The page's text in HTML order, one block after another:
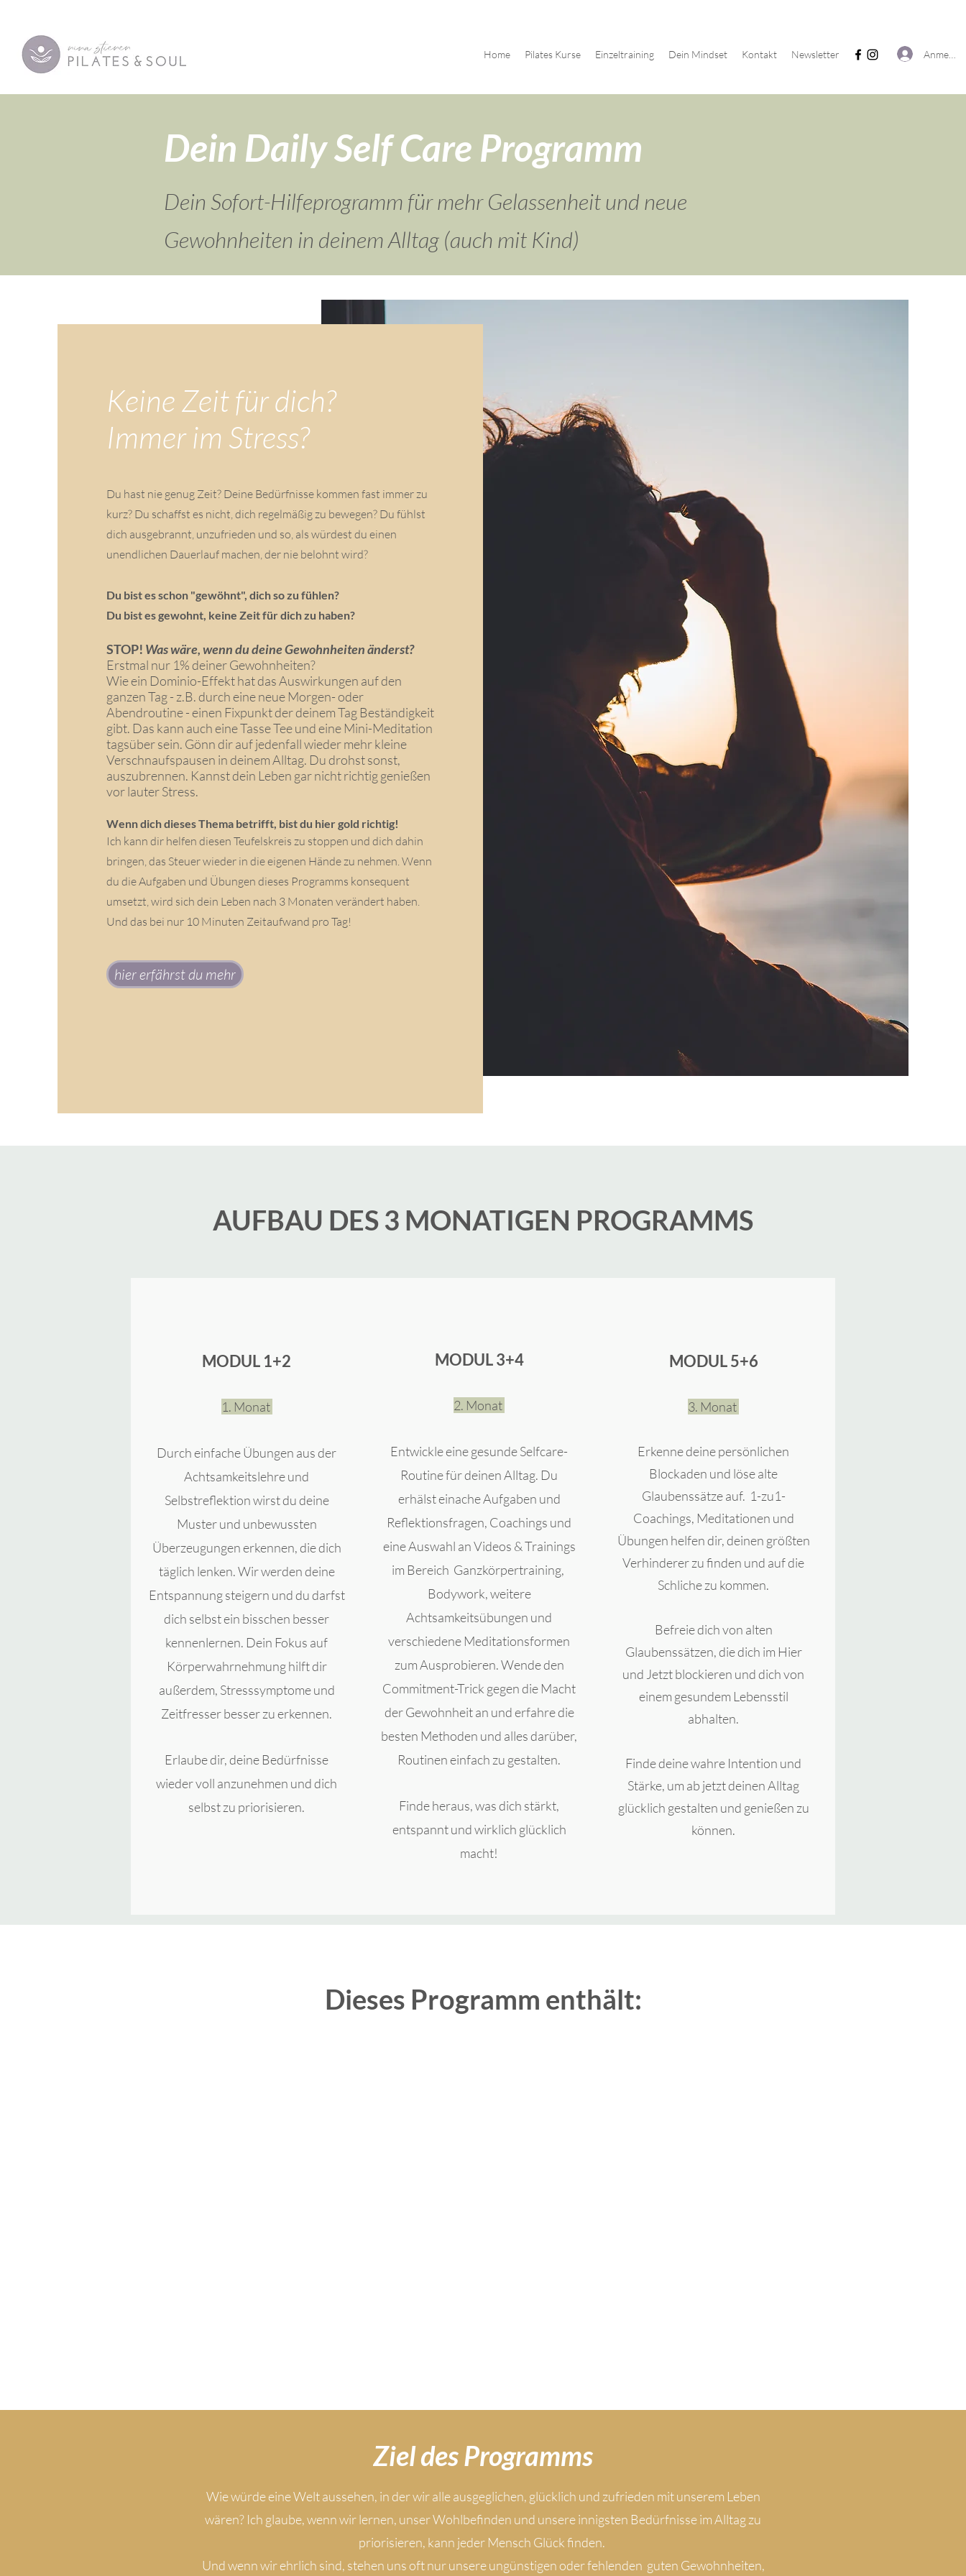
Home Pilates Kurse Einzeltraining Dein Mindset Kontakt Newsletter
Dein Daily Self Care Programm
Dein Sofort-Hilfeprogramm für mehr Gelassenheit und neue
Gewohnheiten in deinem Alltag (auch mit Kind)
Keine Zeit für dich?
Immer im Stress?
Du hast nie genug Zeit? Deine Bedürfnisse kommen fast immer zu
kurz? Du schaffst es nicht, dich regelmäßig zu bewegen? Du fühlst
dich ausgebrannt, unzufrieden und so, als würdest du einen
unendlichen Dauerlauf machen, der nie belohnt wird?
Du bist es schon "gewöhnt", dich so zu fühlen?
Du bist es gewohnt, keine Zeit für dich zu haben?
STOP! Was wäre, wenn du deine Gewohnheiten änderst?
Erstmal nur 1% deiner Gewohnheiten?
Wie ein Dominio-Effekt hat das Auswirkungen auf den
ganzen Tag - z.B. durch eine neue Morgen- oder
Abendroutine - einen Fixpunkt der deinem Tag Beständigkeit
gibt. Das kann auch eine Tasse Tee und eine Mini-Meditation
tagsüber sein. Gönn dir auf jedenfall wieder mehr kleine
Verschnaufspausen in deinem Alltag. Du drohst sonst,
auszubrennen. Kannst dein Leben gar nicht richtig genießen
vor lauter Stress.
Wenn dich dieses Thema betrifft, bist du hier gold richtig!
Ich kann dir helfen diesen Teufelskreis zu stoppen und dich dahin
bringen, das Steuer wieder in die eigenen Hände zu nehmen. Wenn
du die Aufgaben und Übungen dieses Programms konsequent
umsetzt, wird sich dein Leben nach 3 Monaten verändert haben.
Und das bei nur 10 Minuten Zeitaufwand pro Tag!
hier erfährst du mehr
AUFBAU DES 3 MONATIGEN PROGRAMMS
MODUL 1+2
1. Monat
Durch einfache Übungen aus der
Achtsamkeitslehre und
Selbstreflektion wirst du deine
Muster und unbewussten
Überzeugungen erkennen, die dich
täglich lenken. Wir werden deine
Entspannung steigern und du darfst
dich selbst ein bisschen besser
kennenlernen. Dein Fokus auf
Körperwahrnehmung hilft dir
außerdem, Stresssymptome und
Zeitfresser besser zu erkennen.
Erlaube dir, deine Bedürfnisse
wieder voll anzunehmen und dich
selbst zu priorisieren.
MODUL 3+4
2. Monat
Entwickle eine gesunde Selfcare-
Routine für deinen Alltag. Du
erhälst einache Aufgaben und
Reflektionsfragen, Coachings und
eine Auswahl an Videos & Trainings
im Bereich Ganzkörpertraining,
Bodywork, weitere
Achtsamkeitsübungen und
verschiedene Meditationsformen
zum Ausprobieren.Wendeden
Commitment-Trick gegen die Macht
der Gewohnheit an und erfahre die
besten Methoden und alles darüber,
Routinen einfach zu gestalten.
Finde heraus, was dich stärkt,
entspannt und wirklich glücklich
macht!
MODUL 5+6
3. Monat
Erkenne deine persönlichen
Blockaden und löse alte
Glaubenssätze auf. 1-zu1-
Coachings, Meditationen und
Übungen helfen dir, deinen größten
Verhinderer zu finden und auf die
Schliche zu kommen.
Befreie dich von alten
Glaubenssätzen, die dich im Hier
und Jetzt blockieren und dich von
einem gesundem Lebensstil
abhalten.
Finde deine wahre Intention und
Stärke, um ab jetzt deinen Alltag
glücklich gestalten und genießen zu
können.
Dieses Programm enthält:
Ziel des Programms
Wie würde eine Welt aussehen, in der wir alle ausgeglichen, glücklich und zufrieden mit unserem Leben
wären? Ich glaube, wenn wir lernen, unser Wohlbefinden und unsere innigsten Bedürfnisse im Alltag zu
priorisieren, kann jeder Mensch Glück finden.
Und wenn wir ehrlich sind, stehen uns oft nur unsere ungünstigen oder fehlenden guten Gewohnheiten,